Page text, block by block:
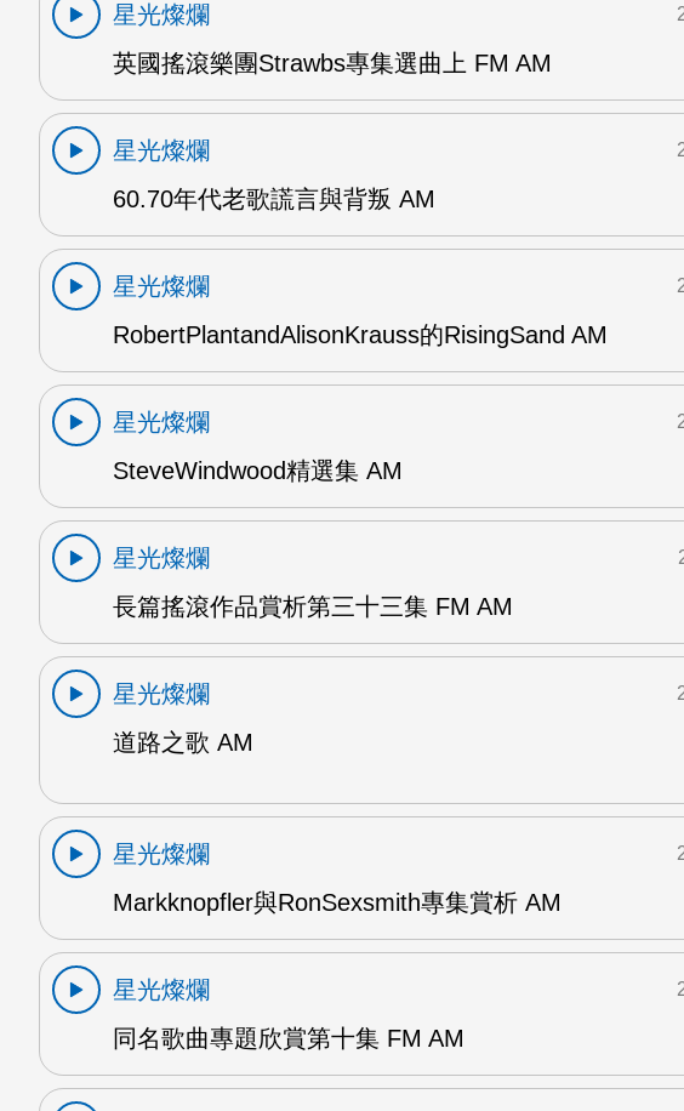
星光燦爛
英國搖滾樂團Strawbs專集選曲上 FM AM
星光燦爛
60.70年代老歌謊言與背叛 AM
星光燦爛
RobertPlantandAlisonKrauss的RisingSand AM
星光燦爛
SteveWindwood精選集 AM
星光燦爛
長篇搖滾作品賞析第三十三集 FM AM
星光燦爛
道路之歌 AM
星光燦爛
Markknopfler與RonSexsmith專集賞析 AM
星光燦爛
同名歌曲專題欣賞第十集 FM AM